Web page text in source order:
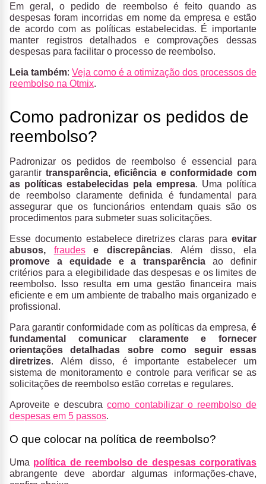
Em geral, o pedido de reembolso é feito quando as
despesas foram incorridas em nome da empresa e estão
de acordo com as políticas estabelecidas. É importante
manter registros detalhados e comprovações dessas
despesas para facilitar o processo de reembolso.
Leia também: Veja como é a otimização dos processos de
reembolso na Otmix.
Como padronizar os pedidos de
reembolso?
Padronizar os pedidos de reembolso é essencial para
garantir transparência, eficiência e conformidade com
as políticas estabelecidas pela empresa. Uma política
de reembolso claramente definida é fundamental para
assegurar que os funcionários entendam quais são os
procedimentos para submeter suas solicitações.
Esse documento estabelece diretrizes claras para evitar
abusos, fraudese discrepâncias. Além disso, ela
promove a equidade e a transparência ao definir
critérios para a elegibilidade das despesas e os limites de
reembolso. Isso resulta em uma gestão financeira mais
eficiente e em um ambiente de trabalho mais organizado e
profissional.
Para garantir conformidade com as políticas da empresa, é
fundamental comunicar claramente e fornecer
orientações detalhadas sobre como seguir essas
diretrizes. Além disso, é importante estabelecer um
sistema de monitoramento e controle para verificar se as
solicitações de reembolso estão corretas e regulares.
Aproveite e descubracomo contabilizar o reembolso de
despesas em 5 passos.
O que colocar na política de reembolso?
Uma política de reembolso de despesas corporativas
abrangente deve abordar algumas informações-chave,